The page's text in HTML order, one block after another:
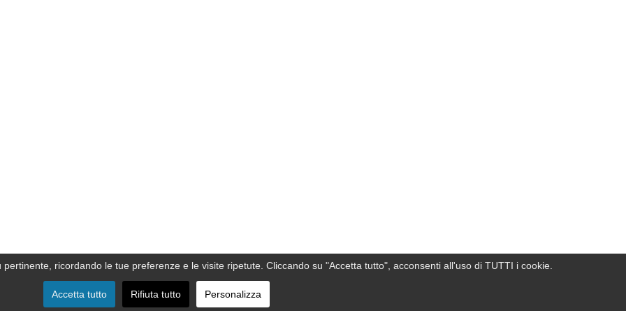
ricordando le tue preferenze e le visite ripetute. Cliccando su "Accetta tutto", acconsenti all'uso di TUTTI i cookie.
Accetta tutto Rifiuta tutto Personalizza